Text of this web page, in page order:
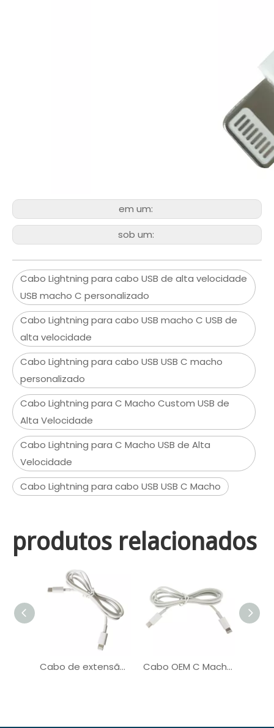
em um:
sob um:
Cabo Lightning para cabo USB de alta velocidade
USB macho C personalizado
Cabo Lightning para cabo USB macho C USB de
alta velocidade
Cabo Lightning para cabo USB USB C macho
personalizado
Cabo Lightning para C Macho Custom USB de
Alta Velocidade
Cabo Lightning para C Macho USB de Alta
Velocidade
Cabo Lightning para cabo USB USB C Macho
produtos relacionados
Cabo de extensão Cabo de sincronização de dados para dispositivo eletrônico Cabo OEM C Macho para Relâmpago para Equipamentos Médicos da Indústria